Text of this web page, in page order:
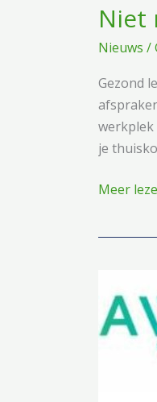
Niet
Nieuws /
Gezond
werkplek
je
Niet
Meer